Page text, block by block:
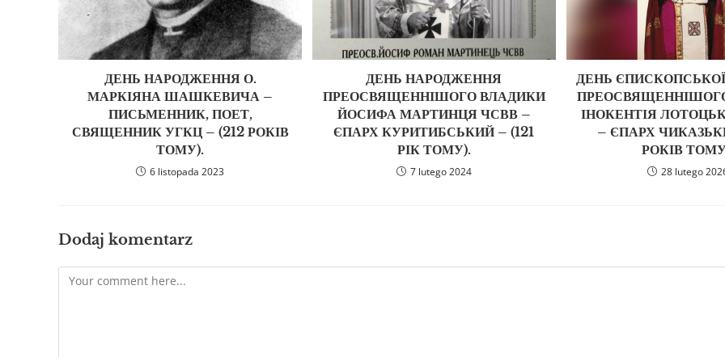
ДЕНЬ НАРОДЖЕННЯ О.
МАРКІЯНА ШАШКЕВИЧА –
ПИСЬМЕННИК, ПОЕТ,
СВЯЩЕННИК УГКЦ – (212 РОКІВ
ТОМУ).
6 listopada 2023
ДЕНЬ НАРОДЖЕННЯ
ПРЕОСВЯЩЕННІШОГО ВЛАДИКИ
ЙОСИФА МАРТИНЦЯ ЧСВВ –
ЄПАРХ КУРИТИБСЬКИЙ – (121
РІК ТОМУ).
7 lutego 2024
ДЕНЬ ЄПИСКОПСЬКОЇ
ІНОКЕНТІЯ
– ЄПАРХ
РОКІВ
28 lutego
Dodaj komentarz